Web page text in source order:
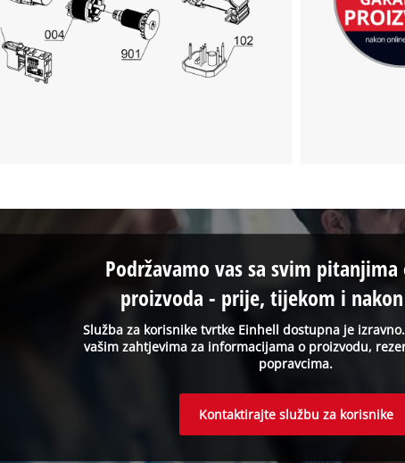
Služba za korisnike tvrtke Einhell dostupna je
vašim zahtjevima za informacijama o proizvodu,
popravcima.
Podržavamo vas sa svim pitanjima
proizvoda - prije, tijekom i
Kontaktirajte službu za korisnike